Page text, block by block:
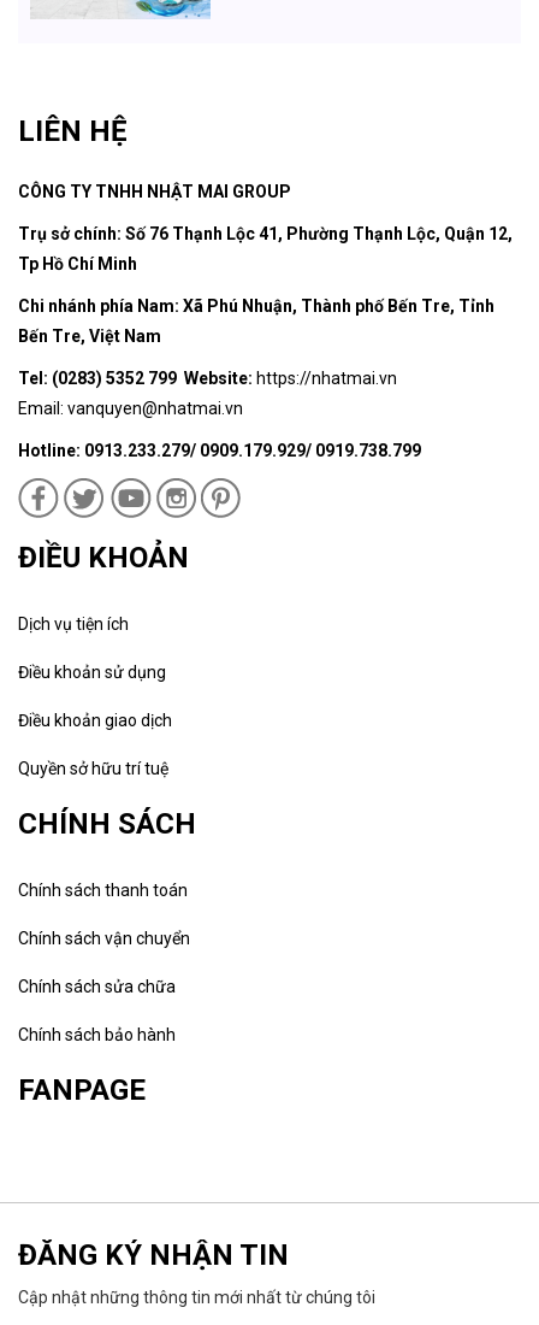
LIÊN HỆ
CÔNG TY TNHH NHẬT MAI GROUP
Trụ sở chính: Số 76 Thạnh Lộc 41, Phường Thạnh Lộc, Quận 12,
Tp Hồ Chí Minh
Chi nhánh phía Nam: Xã Phú Nhuận, Thành phố Bến Tre, Tỉnh
Bến Tre, Việt Nam
Tel: (0283) 5352 799 Website: https://nhatmai.vn
Email: vanquyen@nhatmai.vn
Hotline: 0913.233.279/ 0909.179.929/ 0919.738.799
ĐIỀU KHOẢN
Dịch vụ tiện ích
Điều khoản sử dụng
Điều khoản giao dịch
Quyền sở hữu trí tuệ
CHÍNH SÁCH
Chính sách thanh toán
Chính sách vận chuyển
Chính sách sửa chữa
Chính sách bảo hành
FANPAGE
ĐĂNG KÝ NHẬN TIN
Cập nhật những thông tin mới nhất từ chúng tôi